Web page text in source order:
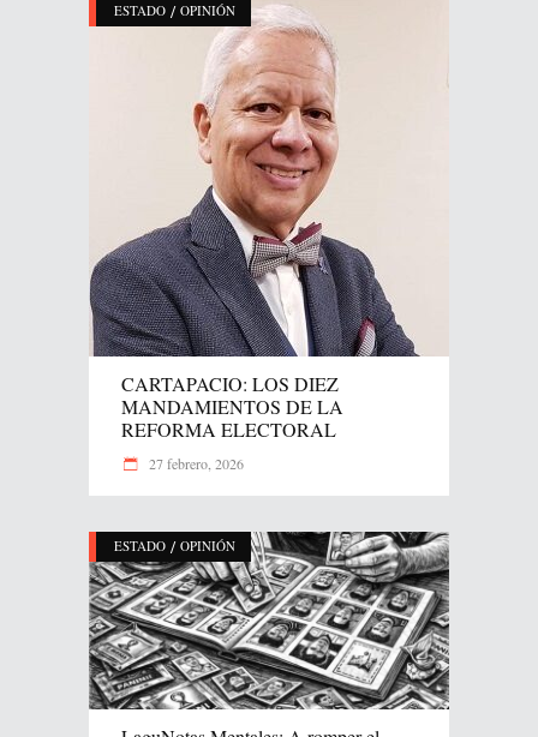
ESTADO / OPINIÓN
CARTAPACIO: LOS DIEZ
MANDAMIENTOS DE LA
REFORMA ELECTORAL
27 febrero, 2026
ESTADO / OPINIÓN